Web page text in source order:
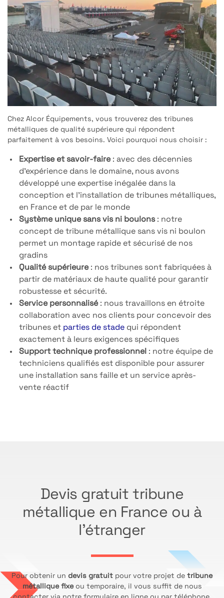
Chez Alcor Équipements, vous trouverez des tribunes
métalliques de qualité supérieure qui répondent
parfaitement à vos besoins. Voici pourquoi nous choisir :
Expertise et savoir-faire: avec des décennies
d’expérience dans le domaine, nous avons
développé une expertise inégalée dans la
conception et l’installation de tribunes métalliques,
en France et de par le monde
Système unique sans vis ni boulons : notre
concept de tribune métallique sans vis ni boulon
permet un montage rapide et sécurisé de nos
gradins
Qualité supérieure: nos tribunes sont fabriquées à
partir de matériaux de haute qualité pour garantir
robustesse et sécurité.
Service personnalisé: nous travaillons en étroite
collaboration avec nos clients pour concevoir des
tribunes et parties de stade qui répondent
exactement à leurs exigences spécifiques
Support technique professionnel : notre équipe de
techniciens qualifiés est disponible pour assurer
une installation sans faille et un service après-
vente réactif
Devis gratuit tribune
métallique en France ou à
l’étranger
Pour obtenir un devis gratuit pour votre projet de tribune
métallique fixeou temporaire, il vous suffit de nous